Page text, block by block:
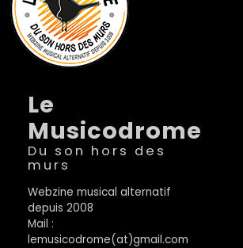
Le
Musicodrome
Du son hors des
murs
Webzine musical alternatif
depuis 2008
Mail :
lemusicodrome(at)gmail.com